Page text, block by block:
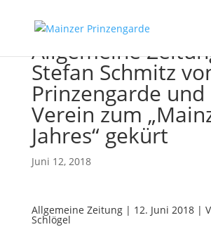
Allgemeine
Stefan Schmitz
Prinzengarde und
Verein zum
Jahres“ gekürt
Juni 12, 2018
Allgemeine Zeitung | 12. Juni 2018 |
Schlögel